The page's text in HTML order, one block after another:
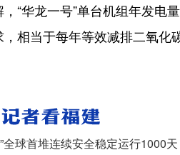
华龙一号”单台机组年发电
相当于每年等效减排二氧化
全球首堆连续安全稳定运行1000天